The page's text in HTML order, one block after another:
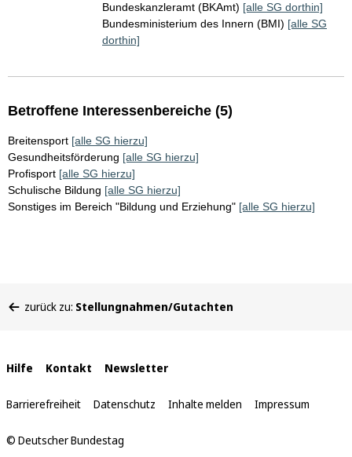
Bundeskanzleramt (BKAmt) [alle SG dorthin]
Bundesministerium des Innern (BMI) [alle SG
dorthin]
Betroffene Interessenbereiche (5)
Breitensport [alle SG hierzu]
Gesundheitsförderung [alle SG hierzu]
Profisport [alle SG hierzu]
Schulische Bildung [alle SG hierzu]
Sonstiges im Bereich "Bildung und Erziehung" [alle SG hierzu]
befinden
zurück zu: Stellungnahmen/Gutachten
Interne
Links
Hilfe Kontakt Newsletter
Barrierefreiheit Datenschutz Inhalte melden Impressum
© Deutscher Bundestag